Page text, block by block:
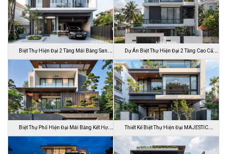
Biệt Thự Hiện Đại 2 Tầng Mái Bằng Sang Dự Án Biệt Thự Hiện Đại 2 Tầng Cao Cấp
Đ…
Biệt Thự Phố Hiện Đại Mái Bằng Kết Hợp Thiết Kế Biệt Thự Hiện Đại MAJESTIC
MODE…